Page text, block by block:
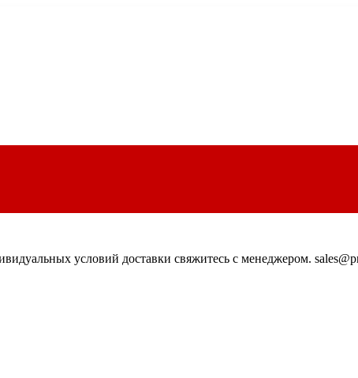
условий доставки свяжитесь с менеджером.